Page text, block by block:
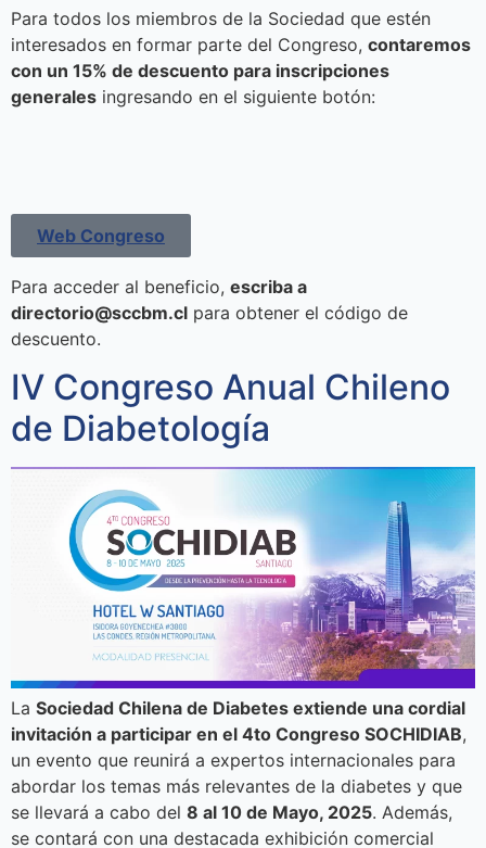
Para todos los miembros de la Sociedad que estén
interesados en formar parte del Congreso, contaremos
con un 15% de descuento para inscripciones
generales ingresando en el siguiente botón:
Web Congreso
Para acceder al beneficio, escriba a
directorio@sccbm.cl para obtener el código de
descuento.
IV Congreso Anual Chileno
de Diabetología
La Sociedad Chilena de Diabetes extiende una cordial
invitación a participar en el 4to Congreso SOCHIDIAB,
un evento que reunirá a expertos internacionales para
abordar los temas más relevantes de la diabetes y que
se llevará a cabo del 8 al 10 de Mayo, 2025. Además,
se contará con una destacada exhibición comercial